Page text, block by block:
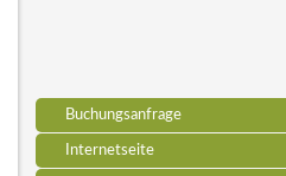
Buchungsanfrage
Internetseite